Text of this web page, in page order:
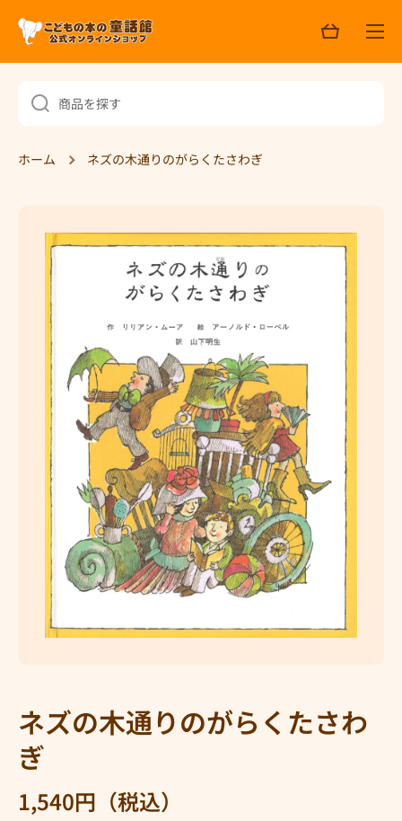
コンテンツへスキップ
ッ
ピ
ン
商品を探す
ホーム ネズの木通りのがらくたさわぎ
ネズの木通りのがらくたさわ
ぎ
1,540円（税込）